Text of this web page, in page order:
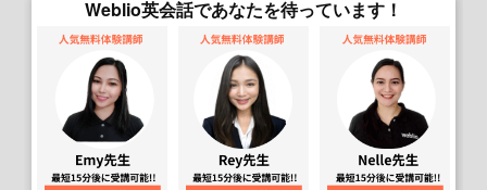
Weblio英会話であなたを待っています！